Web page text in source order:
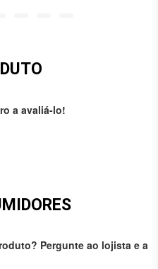
a avaliá-lo!
Pergunte ao lojista e a